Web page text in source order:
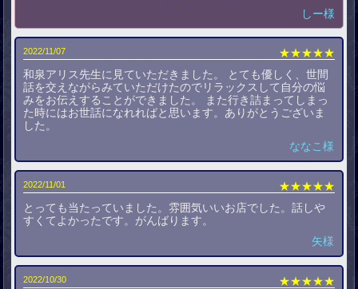
しー様
2022/11/07
★★★★★
和泉アリス先生に見ていただきました。 とても優しく、世間
話を交えながらみていただけたのでリラックスして自分の悩
みをお伝えすることができました。 また行き詰まってしまっ
た時にはお世話になれればと思います。ありがとうございま
した。
ななこ様
2022/11/01
★★★★★
とっても当たっていました。雰囲気いいお店でした。話しや
すくてよかったです。がんばります。
矢様
2022/10/30
★★★★★